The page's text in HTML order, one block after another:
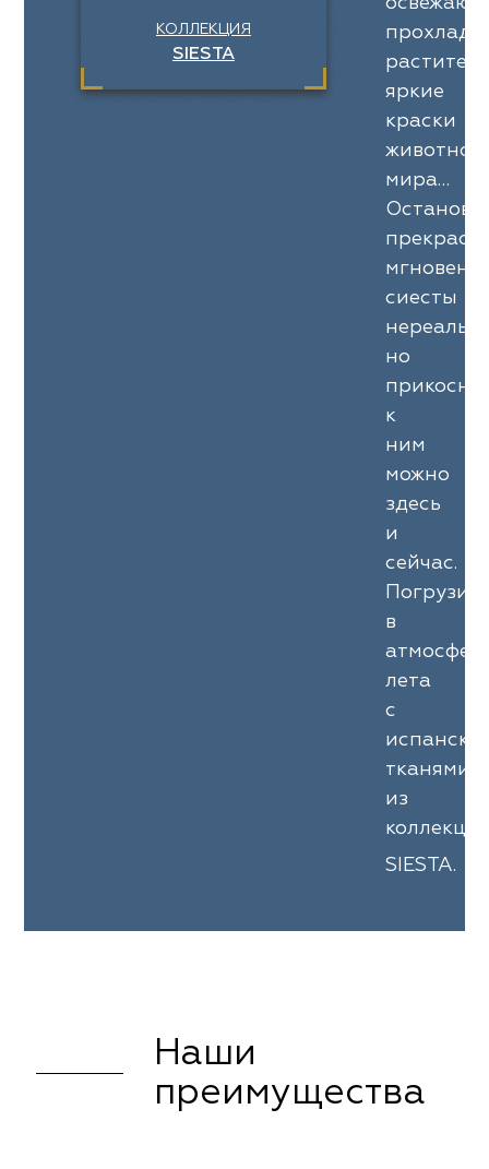
КОЛЛЕКЦИЯ
SIESTA
прохлада
яркие
краски
мира…
сиесты
но
к
ним
можно
здесь
и
сейчас.
в
лета
с
тканями
из
SIESTA.
Наши
преимущества